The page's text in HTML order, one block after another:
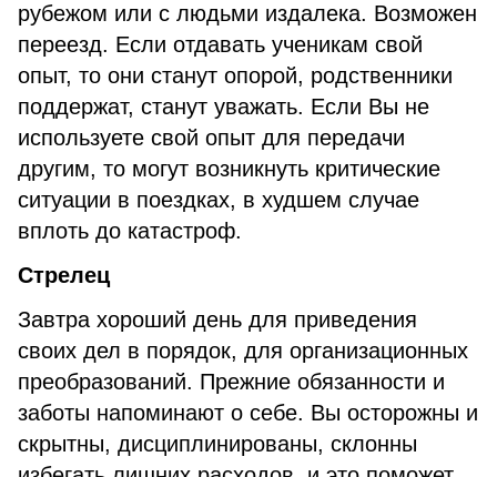
рубежом или с людьми издалека. Возможен
переезд. Если отдавать ученикам свой
опыт, то они станут опорой, родственники
поддержат, станут уважать. Если Вы не
используете свой опыт для передачи
другим, то могут возникнуть критические
ситуации в поездках, в худшем случае
вплоть до катастроф.
Стрелец
Завтра хороший день для приведения
своих дел в порядок, для организационных
преобразований. Прежние обязанности и
заботы напоминают о себе. Вы осторожны и
скрытны, дисциплинированы, склонны